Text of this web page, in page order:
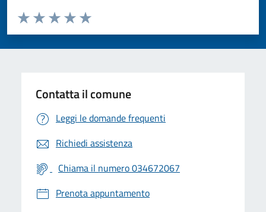
Valuta da 1 a 5 stelle la pagina
Valuta 5 stelle su 5
Valuta 4 stelle su 5
Valuta 3 stelle su 5
Valuta 2 stelle su 5
Valuta 1 stelle su 5
Contatta il comune
Leggi le domande frequenti
Richiedi assistenza
Chiama il numero 034672067
Prenota appuntamento